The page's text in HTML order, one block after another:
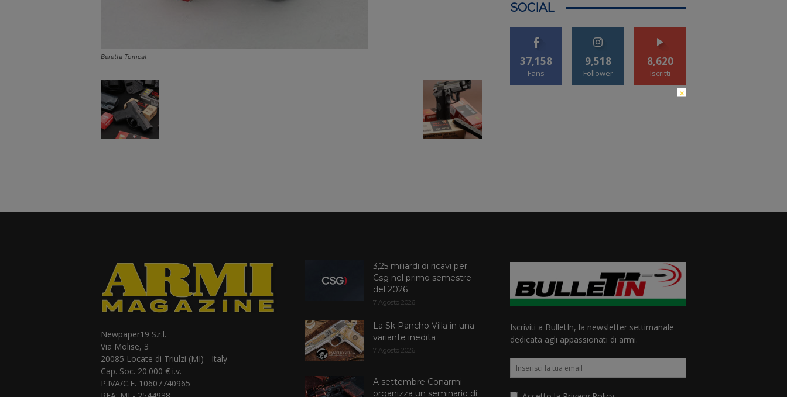
Beretta Tomcat
SOCIAL
37,158
Fans
9,518
Follower
8,620
Iscritti
Newpaper19 S.r.l.
Via Molise, 3
20085 Locate di Triulzi (MI) - Italy
Cap. Soc. 20.000 € i.v.
P.IVA/C.F. 10607740965
3,25 miliardi di ricavi per
Csg nel primo semestre
del 2026
7 Agosto 2026
La Sk Pancho Villa in una
variante inedita
7 Agosto 2026
A settembre Conarmi
organizza un seminario di
Iscriviti a BulletIn, la newsletter settimanale
dedicata agli appassionati di armi.
×